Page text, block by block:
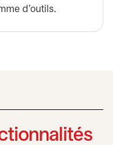
d’outils.